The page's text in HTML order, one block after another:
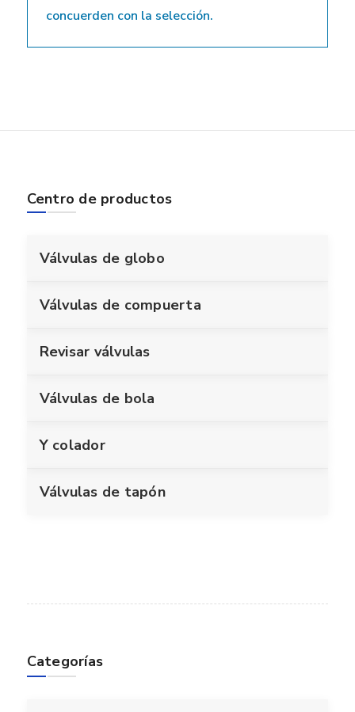
concuerden con la selección.
Centro de productos
Válvulas de globo
Válvulas de compuerta
Revisar válvulas
Válvulas de bola
Y colador
Válvulas de tapón
Categorías